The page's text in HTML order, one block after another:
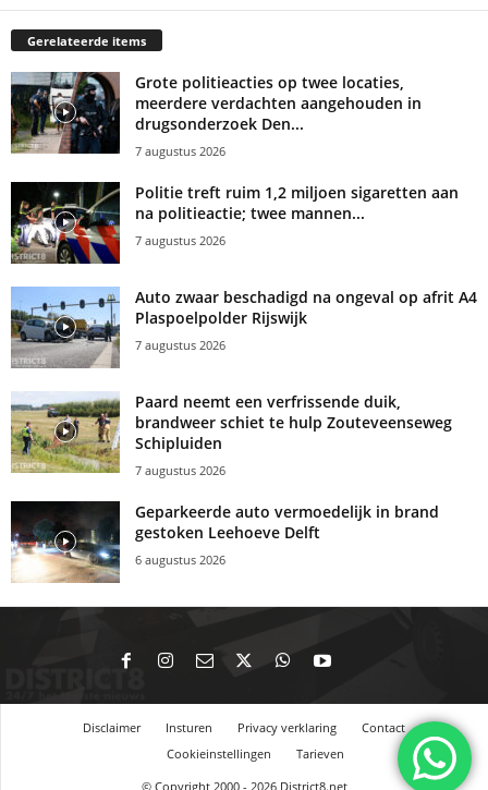
Gerelateerde items
Grote politieacties op twee locaties,
meerdere verdachten aangehouden in
drugsonderzoek Den...
7 augustus 2026
Politie treft ruim 1,2 miljoen sigaretten aan
na politieactie; twee mannen...
7 augustus 2026
Auto zwaar beschadigd na ongeval op afrit A4
Plaspoelpolder Rijswijk
7 augustus 2026
Paard neemt een verfrissende duik,
brandweer schiet te hulp Zouteveenseweg
Schipluiden
7 augustus 2026
Geparkeerde auto vermoedelijk in brand
gestoken Leehoeve Delft
6 augustus 2026
Disclaimer Insturen Privacy verklaring
Contact
Cookieinstellingen
Tarieven
© Copyright 2000 - 2026 District8.net